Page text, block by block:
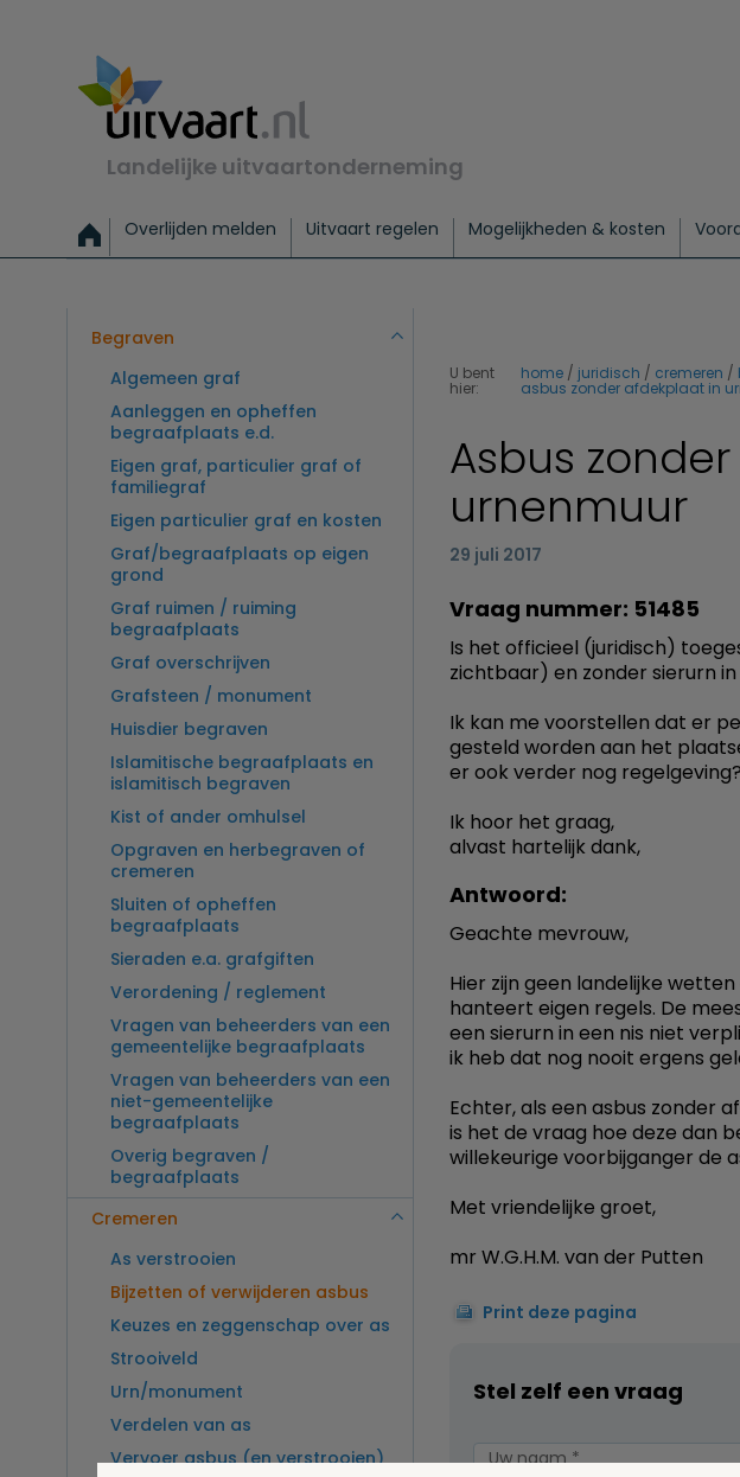
Landelijke uitvaartonderneming
Overlijden melden Uitvaart regelen Mogelijkheden & kosten
Exclusieve uitvaart Begrafenis Basis
Begraven
Algemeen graf
Aanleggen en opheffen
begraafplaats e.d.
Eigen graf, particulier graf of
familiegraf
Eigen particulier graf en kosten
Graf/begraafplaats op eigen
grond
Graf ruimen / ruiming
begraafplaats
Graf overschrijven
Grafsteen / monument
Huisdier begraven
Islamitische begraafplaats en
islamitisch begraven
Kist of ander omhulsel
Opgraven en herbegraven of
cremeren
Sluiten of opheffen
begraafplaats
Sieraden e.a. grafgiften
Verordening / reglement
Vragen van beheerders van een
gemeentelijke begraafplaats
Vragen van beheerders van een
niet-gemeentelijke
begraafplaats
Overig begraven /
begraafplaats
Cremeren
As verstrooien
Bijzetten of verwijderen asbus
Keuzes en zeggenschap over as
Strooiveld
Urn/monument
Verdelen van as
Vervoer asbus (en verstrooien)
U bent
hier:
home juridisch cremeren
asbus zonder afdekplaat in
Asbus
urnenmuur
29 juli 2017
Vraag nummer: 51485
Is het officieel (juridisch)
zichtbaar) en zonder sierurn
Ik kan me voorstellen dat er
gesteld worden aan het
er ook verder nog regelgeving?
Ik hoor het graag,
alvast hartelijk dank,
Antwoord:
Geachte mevrouw,
Hier zijn geen landelijke
hanteert eigen regels. De
een sierurn in een nis niet
ik heb dat nog nooit ergens
Echter, als een asbus zonder
is het de vraag hoe deze dan
willekeurige voorbijganger de
Met vriendelijke groet,
mr W.G.H.M. van der Putten
Print deze pagina
Stel zelf een vraag